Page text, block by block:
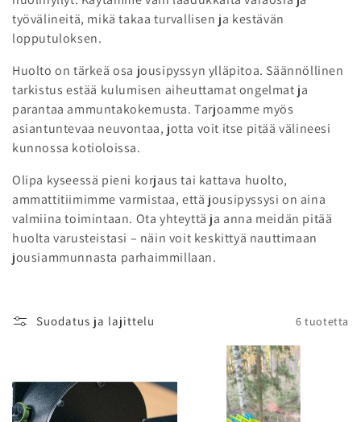
työvälineitä, mikä takaa turvallisen ja kestävän
lopputuloksen.
Huolto on tärkeä osa jousipyssyn ylläpitoa. Säännöllinen
tarkistus estää kulumisen aiheuttamat ongelmat ja
parantaa ammuntakokemusta. Tarjoamme myös
asiantuntevaa neuvontaa, jotta voit itse pitää välineesi
kunnossa kotioloissa.
Olipa kyseessä pieni korjaus tai kattava huolto,
ammattitiimimme varmistaa, että jousipyssysi on aina
valmiina toimintaan. Ota yhteyttä ja anna meidän pitää
huolta varusteistasi – näin voit keskittyä nauttimaan
jousiammunnasta parhaimmillaan.
Suodatus ja lajittelu 6 tuotetta